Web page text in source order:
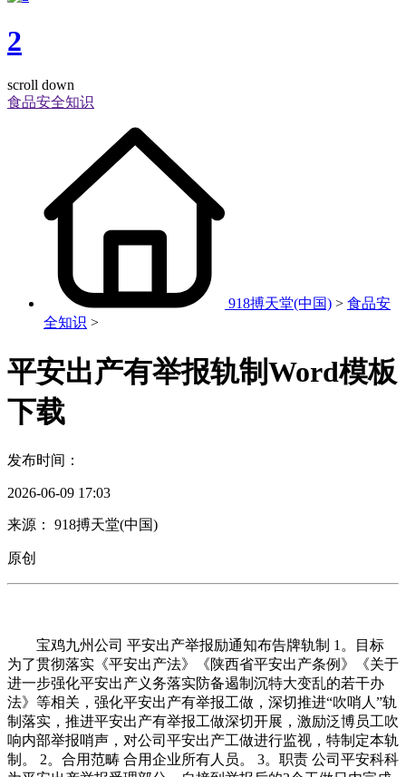
2
scroll down
食品安全知识
918搏天堂(中国) > 食品安
全知识 >
平安出产有举报轨制Word模板
下载
发布时间：
2026-06-09 17:03
来源： 918搏天堂(中国)
原创
宝鸡九州公司 平安出产举报励通知布告牌轨制 1。目标
为了贯彻落实《平安出产法》《陕西省平安出产条例》《关于
进一步强化平安出产义务落实防备遏制沉特大变乱的若干办
法》等相关，强化平安出产有举报工做，深切推进“吹哨人”轨
制落实，推进平安出产有举报工做深切开展，激励泛博员工吹
响内部举报哨声，对公司平安出产工做进行监视，特制定本轨
制。 2。合用范畴 合用企业所有人员。 3。职责 公司平安科科